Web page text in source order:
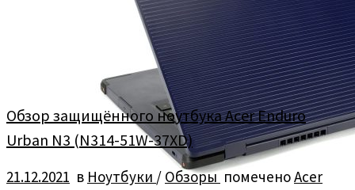
Обзор защищённого ноутбука Acer Enduro
Urban N3 (N314-51W-37XD)
21.12.2021 в Ноутбуки / Обзоры помеченоAcer